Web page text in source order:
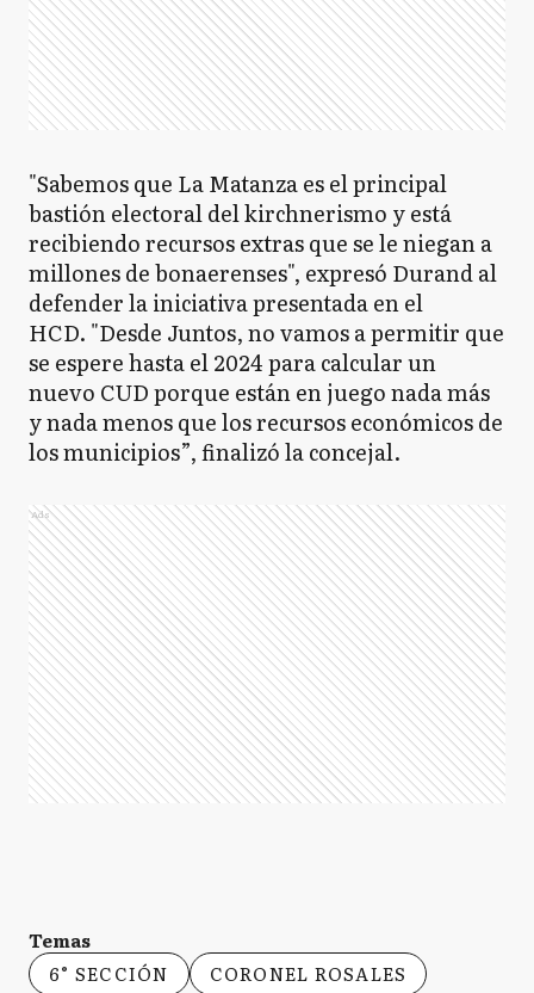
"Sabemos que La Matanza es el principal
bastión electoral del kirchnerismo y está
recibiendo recursos extras que se le niegan a
millones de bonaerenses", expresó Durand al
defender la iniciativa presentada en el
HCD. "Desde Juntos, no vamos a permitir que
se espere hasta el 2024 para calcular un
nuevo CUD porque están en juego nada más
y nada menos que los recursos económicos de
los municipios”, finalizó la concejal.
Ads
Temas
6° SECCIÓN
CORONEL ROSALES